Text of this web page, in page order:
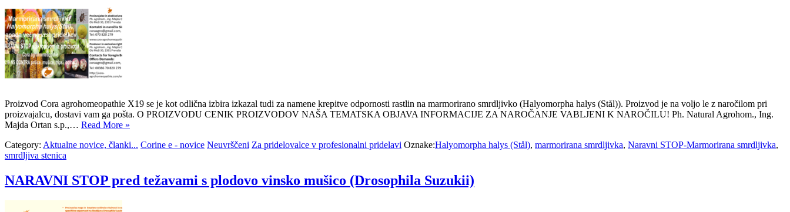
Proizvod Cora agrohomeopathie X19 se je kot odlična izbira izkazal tudi za namene krepitve odpornosti rastlin na marmorirano smrdljivko (Halyomorpha halys (Stål)). Proizvod je na voljo le z naročilom pri
proizvajalcu, dostavi vam ga pošta. O PROIZVODU CENIK PROIZVODOV NAŠA TEMATSKA OBJAVA INFORMACIJE ZA NAROČANJE VABLJENI K NAROČILU! Ph. Natural Agrohom., Ing.
Majda Ortan s.p.,… Read More »
Category: Aktualne novice, članki... Corine e - novice Neuvrščeni Za pridelovalce v profesionalni pridelavi Oznake:Halyomorpha halys (Stål), marmorirana smrdljivka, Naravni STOP-Marmorirana smrdljivka,
smrdljiva stenica
NARAVNI STOP pred težavami s plodovo vinsko mušico (Drosophila Suzukii)